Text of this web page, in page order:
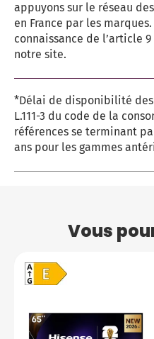
appuyons sur le réseau
en France par les
connaissance de l’article
notre site.
*Délai de disponibilité
L.111-3 du code de la
références se terminant
ans pour les gammes
Vous